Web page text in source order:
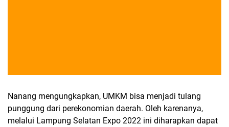
Nanang mengungkapkan, UMKM bisa menjadi tulang
punggung dari perekonomian daerah. Oleh karenanya,
melalui Lampung Selatan Expo 2022 ini diharapkan dapat